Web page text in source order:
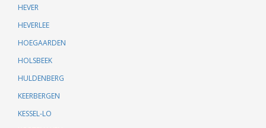
HEVER
HEVERLEE
HOEGAARDEN
HOLSBEEK
HULDENBERG
KEERBERGEN
KESSEL-LO